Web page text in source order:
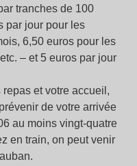
tranches de 100
par jour pour les
6,50 euros pour les
– et 5 euros par jour
et votre accueil,
de votre arrivée
au moins vingt-quatre
en train, on peut venir